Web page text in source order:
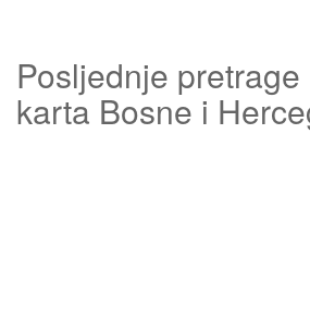
Posljednje
karta Bosne i